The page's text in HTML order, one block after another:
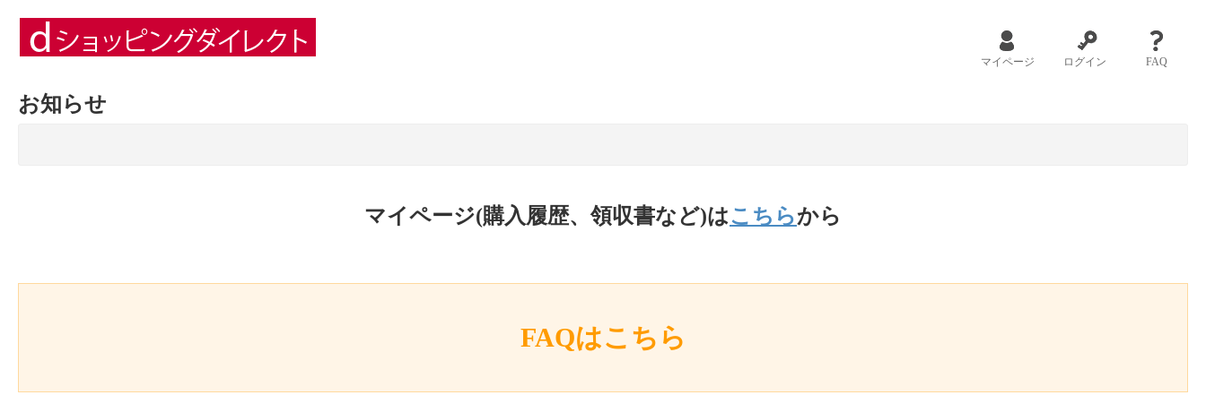
マイページ ログイン FAQ
お知らせ
マイページ(購入履歴、領収書など)はこちらから
FAQはこちら